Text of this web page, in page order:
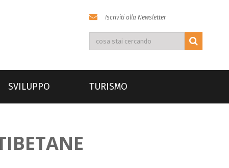
Iscriviti alla Newsletter
SVILUPPO TURISMO